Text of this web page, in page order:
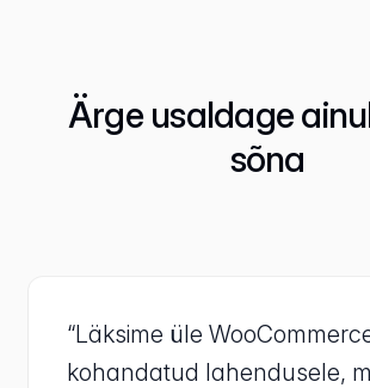
Ärge usaldage
sõna
“Läksime üle
kohandatud lahendusele,